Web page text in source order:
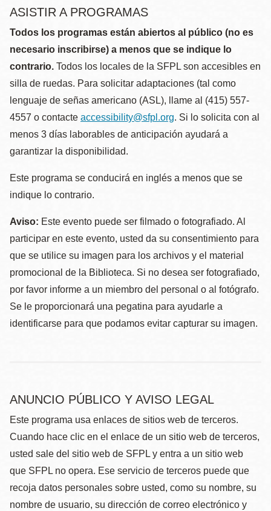
ASISTIR A PROGRAMAS
Todos los programas están abiertos al público (no es
necesario inscribirse) a menos que se indique lo
contrario. Todos los locales de la SFPL son accesibles en
silla de ruedas. Para solicitar adaptaciones (tal como
lenguaje de señas americano (ASL), llame al (415) 557-
4557 o contacte accessibility@sfpl.org. Si lo solicita con al
menos 3 días laborables de anticipación ayudará a
garantizar la disponibilidad.
Este programa se conducirá en inglés a menos que se
indique lo contrario.
Aviso: Este evento puede ser filmado o fotografiado. Al
participar en este evento, usted da su consentimiento para
que se utilice su imagen para los archivos y el material
promocional de la Biblioteca. Si no desea ser fotografiado,
por favor informe a un miembro del personal o al fotógrafo.
Se le proporcionará una pegatina para ayudarle a
identificarse para que podamos evitar capturar su imagen.
ANUNCIO PÚBLICO Y AVISO LEGAL
Este programa usa enlaces de sitios web de terceros.
Cuando hace clic en el enlace de un sitio web de terceros,
usted sale del sitio web de SFPL y entra a un sitio web
que SFPL no opera. Ese servicio de terceros puede que
recoja datos personales sobre usted, como su nombre, su
nombre de usuario, su dirección de correo electrónico y